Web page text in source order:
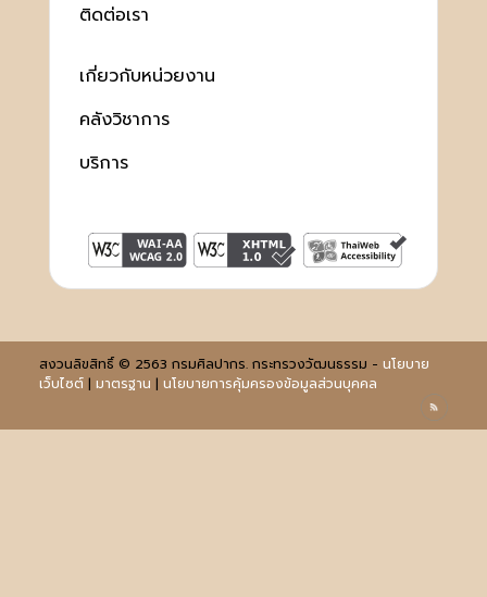
ติดต่อเรา
เกี่ยวกับหน่วยงาน
คลังวิชาการ
บริการ
สงวนลิขสิทธิ์ © 2563 กรมศิลปากร. กระทรวงวัฒนธรรม - นโยบาย
เว็บไซต์| มาตรฐาน | นโยบายการคุ้มครองข้อมูลส่วนบุคคล